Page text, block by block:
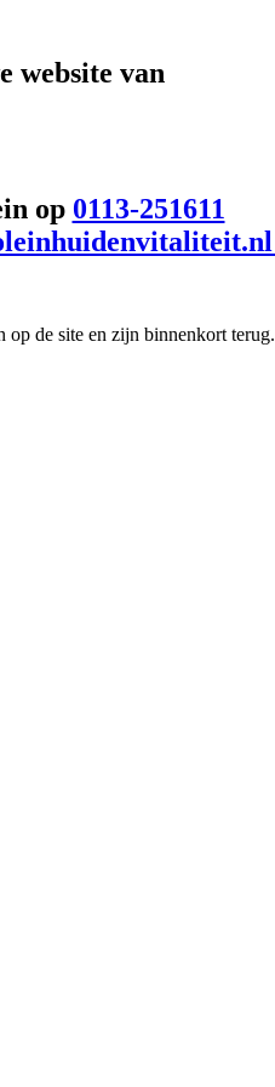
website van
op 0113-251611
de site en zijn binnenkort terug.